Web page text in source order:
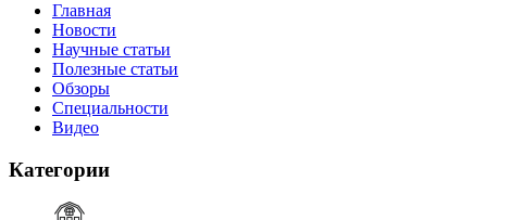
Главная
Новости
Научные статьи
Полезные статьи
Обзоры
Специальности
Видео
Категории